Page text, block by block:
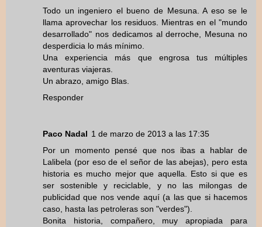
Todo un ingeniero el bueno de Mesuna. A eso se le
llama aprovechar los residuos. Mientras en el "mundo
desarrollado" nos dedicamos al derroche, Mesuna no
desperdicia lo más mínimo.
Una experiencia más que engrosa tus múltiples
aventuras viajeras.
Un abrazo, amigo Blas.
Responder
Paco Nadal 1 de marzo de 2013 a las 17:35
Por un momento pensé que nos ibas a hablar de
Lalibela (por eso de el señor de las abejas), pero esta
historia es mucho mejor que aquella. Esto si que es
ser sostenible y reciclable, y no las milongas de
publicidad que nos vende aquí (a las que si hacemos
caso, hasta las petroleras son "verdes").
Bonita historia, compañero, muy apropiada para